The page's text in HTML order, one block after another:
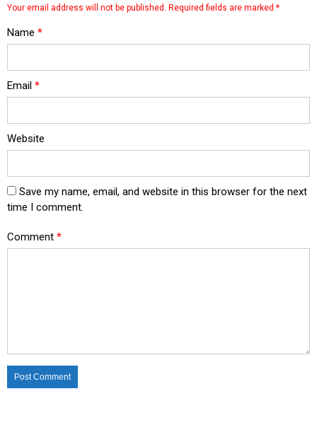
Your email address will not be published. Required fields are marked *
Name *
Email *
Website
Save my name, email, and website in this browser for the next
time I comment.
Comment *